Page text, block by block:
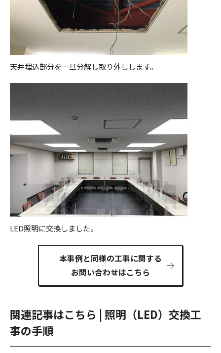
天井埋込部分を一旦分解し取り外しします。
LED照明に交換しました。
本事例と同様の工事に関する
お問い合わせはこちら
関連記事はこちら | 照明（LED）交換工
事の手順